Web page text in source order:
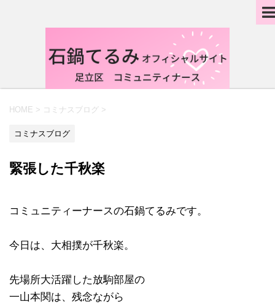
HOME > コミナスブログ >
コミナスブログ
緊張した千秋楽
コミュニティーナースの石鍋てるみです。
今日は、大相撲が千秋楽。
先場所大活躍した放駒部屋の
一山本関は、残念ながら